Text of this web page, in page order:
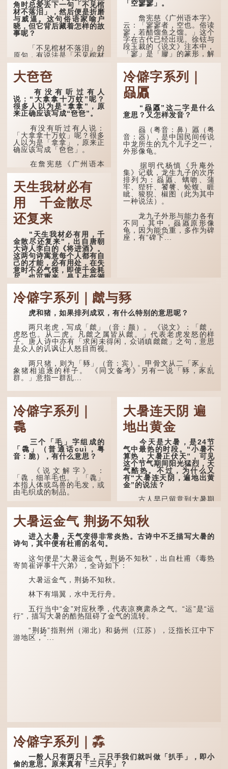
角时总爱丢下一句「不见棺
材不落泪」，然后便是折磨
与威逼。这句俗语家喻户
晓，但它背后藏着怎样的故
事呢？
「不见棺材不落泪」的
原句，有说法是「不见棺材
不下泪」或「不见亲棺不下
泪」，出自明朝兰陵笑笑生
所著的《金瓶梅词话》第九
十八回。原意是指人未亲眼
见到亲人棺木，便不会真正
感到悲伤；后来引申为比喻
人执迷不悟，不到彻底失
败，便不肯罢休。
许多人对这上半句耳熟
能详，但它其实还有下半句
——「不到黄河心不死」...
「空寥寥」。
詹宪慈《广州语本字》
云：「寥寥者，空也。俗读
寥，若醋馏鱼之馏。」这个
字在古代已经出现。徐铉与
段玉裁的《说文》注本中，
「寥」是「廫」的篆形，解
·安期先生》载琊阜老人故
事，以「寥寥安期，虚质高
清」形容空虚无所事事。
唐代《艺文类聚》引晋
孙绰《表哀诗》：「寥寥空
堂，寂寂响户」...
大夿夿
有没有听过有人
说：“大拿拿十万蚊”呢？
很多人以为是“拿拿”，原
来正确应该写成“夿夿”。
有没有听过有人说：
「大拿拿十万蚊」呢？很多
人以为是「拿拿」，原来正
确应该写成「夿夿」。
在詹宪慈《广州语本
字》：「夿夿者，形容物之
大也。俗读夿，若拿……常
语有曰『一个银钱大夿
夿』。」
「夿」形​​容大，「一个
银钱大夿夿」，就形容金钱
数量之大了。 「大夿夿十
万蚊」，就是说十万元是一
笔大数目了。...
天生我材必有
用 千金散尽
还复来
"天生我材必有用，千
金散尽还复来"，出自唐朝
大诗人李白的《将进酒》。
这两句诗寓意每个人都有自
己的才能，必有用处，在失
意时不必气馁，即使千金耗
尽，也可重来，是人生低潮
时激励向上的名句。
原诗写道："人生得意
须尽欢，莫使金樽空对月。
天生我材必有用，千金散尽
会须一饮三百杯。" 意思是
说：上天给了我才能，必然
有用到的地方；即使千金散
去，也终会重新得到。
李白作此诗时，大约是
天宝十一年。当时他已被唐
玄宗赐金放还约八年，这期
分诗作显露出怀...
冷僻字系列｜
赑屭
“赑屭”这二字是什么
意思？又怎样发音？
赑（粤音：鼻）屭（粤
音：器），是中国民间传说
中龙所生的九个儿子之一，
外形像龟。
据明代杨慎《升庵外
集》记载，龙生九子的次序
排列为：赑屭、螭吻、蒲
牢、狴犴、饕餮、蚣蝮、睚
眦、狻猊、椒图（此为其中
一种说法）。
龙九子外形与能力各有
不同，其中，赑屭原形像
龟，因为能负重，多作为碑
座，有“碑下...
冷僻字系列｜虤与豩
虎和猪，如果排列成双，有什么特别的意思呢？
两只老虎，写成「虤」（音：颜）。 《说文》：「虤，
虎怒也。从二虎。凡虤之属皆从虤。」代表老虎发怒的样
子。唐人诗中亦有「求闲未得闲，众诮瞋虤虤」之句，意思
是众人的讥讽让人怒目而视。
两只猪，则为「豩」（音：宾）。甲骨文从二「豕」，
象猪相追逐的样子。 《同文备考》另有一说「豩，豕乱
群。」意指一群乱...
冷僻字系列｜
毳
三个「毛」字组成的
「毳」（普通话cuì，粤
音：脆），有什么意思？
《说文解字》 ：
「毳，细羊毛也。」「毳」
本指人体或鸟兽的毛发，或
由毛织成的制品。
人体表面，例如手臂等
部位生长的细毛，也叫
「毳」，又叫「寒毛」、
「汗毛」。
医学上，「毳毛」是一
个专有名词。它指人类在儿
童时期长出的一种细小、不
易注意到却又几乎遍布全身
的毛发。毳毛的密度因人而
异，其长度则通常不会...
大暑连天阴 遍
地出黄金
今天是大暑，是24节
气中最热的时段。“小暑不
算热，大暑正伏天”，可见
这个节气期间阳光猛烈，天
气酷热。不过，为什么又
有“大暑连天阴，遍地出黄
金”的说法？
古人早已留意到大暑期
间的气候规律。 《逸周书·
时训解》记载：「大暑之
日，腐草化为萤。又五日，
土润溽暑。又五日，大雨时
行。」意思是说，大暑时节
萤火虫出生，土地湿热，常
这段时期的雨水，对农
大暑运金气 荆扬不知秋
进入大暑，天气变得非常炎热。古诗中不乏描写大暑的
诗句，其中便有杜甫的名句。
这句便是“大暑运金气，荆扬不知秋”，出自杜甫《毒热
寄简崔评事十六弟》，全诗如下：
大暑运金气，荆扬不知秋。
林下有塌翼，水中无行舟。
五行当中“金”对应秋季，代表凉爽肃杀之气。“运”是“运
行”，描写大暑的酷热阻碍了金气的流转。
“荆扬”指荆州（湖北）和扬州（江苏），泛指长江中下
游地区，“...
冷僻字系列｜掱
一般人只有两只手，三只手我们就叫做「扒手」，即小
偷的意思。原来真有「三只手」？